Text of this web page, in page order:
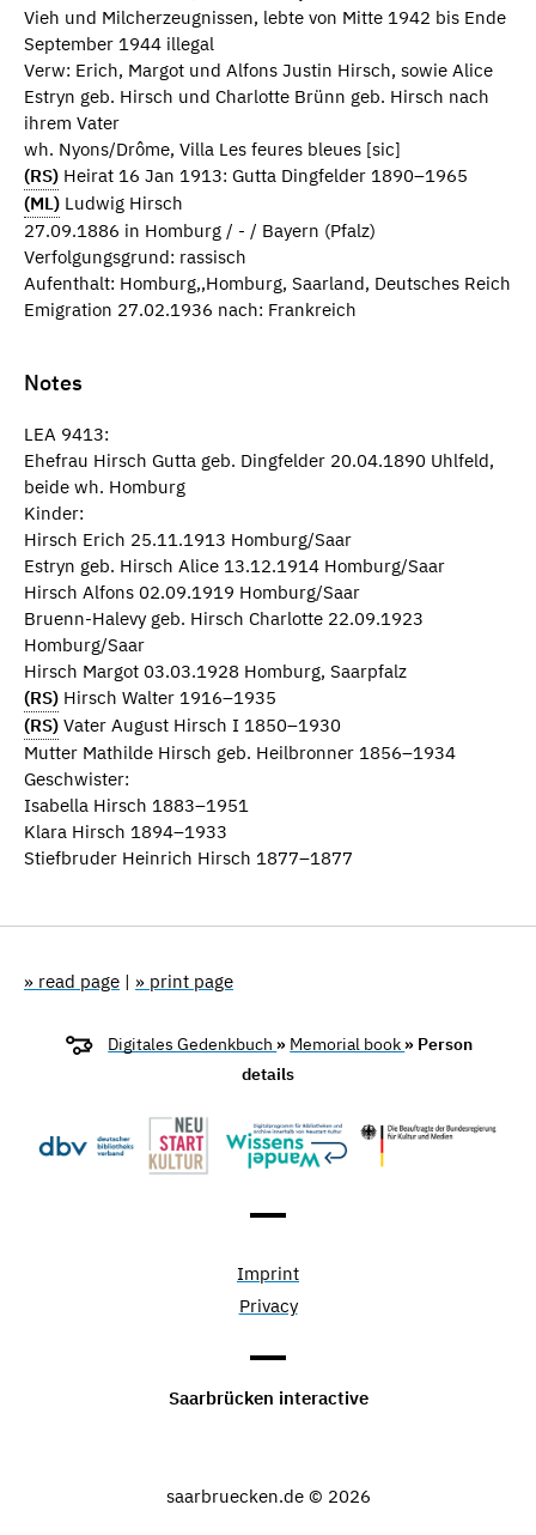
Vieh und Milcherzeugnissen, lebte von Mitte 1942 bis Ende
September 1944 illegal
Verw: Erich, Margot und Alfons Justin Hirsch, sowie Alice
Estryn geb. Hirsch und Charlotte Brünn geb. Hirsch nach
ihrem Vater
wh. Nyons/Drôme, Villa Les feures bleues [sic]
(RS) Heirat 16 Jan 1913: Gutta Dingfelder 1890–1965
(ML) Ludwig Hirsch
27.09.1886 in Homburg / - / Bayern (Pfalz)
Verfolgungsgrund: rassisch
Aufenthalt: Homburg,,Homburg, Saarland, Deutsches Reich
Emigration 27.02.1936 nach: Frankreich
Notes
LEA 9413:
Ehefrau Hirsch Gutta geb. Dingfelder 20.04.1890 Uhlfeld,
beide wh. Homburg
Kinder:
Hirsch Erich 25.11.1913 Homburg/Saar
Estryn geb. Hirsch Alice 13.12.1914 Homburg/Saar
Hirsch Alfons 02.09.1919 Homburg/Saar
Bruenn-Halevy geb. Hirsch Charlotte 22.09.1923
Homburg/Saar
Hirsch Margot 03.03.1928 Homburg, Saarpfalz
(RS) Hirsch Walter 1916–1935
(RS) Vater August Hirsch I 1850–1930
Mutter Mathilde Hirsch geb. Heilbronner 1856–1934
Geschwister:
Isabella Hirsch 1883–1951
Klara Hirsch 1894–1933
Stiefbruder Heinrich Hirsch 1877–1877
» read page | » print page
Digitales Gedenkbuch » Memorial book » Person
details
Imprint
Privacy
Saarbrücken interactive
saarbruecken.de © 2026